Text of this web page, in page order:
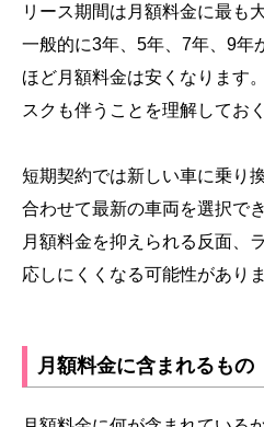
リース期間は月額料金に最も
一般的に3年、5年、7年、9年
ほど月額料金は安くなります
スクも伴うことを理解してお
短期契約では新しい車に乗り
合わせて最新の車両を選択で
月額料金を抑えられる反面、
応しにくくなる可能性がありま
月額料金に含まれるもの